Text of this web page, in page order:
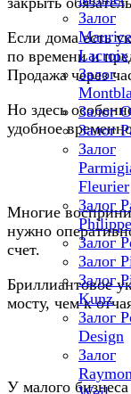
Залог
Maurice
Lacroix
Залог
Залог
Залог
Залог
Fleurier
Залог
Philippe
Залог
Залог
Залог
Kunz
Залог
Design
Залог
Если дома есть
по времени и
Продажа через
Но здесь
удобное
Многие
нужно
счет.
Бриллиантовое
мосту, чем к
У малого